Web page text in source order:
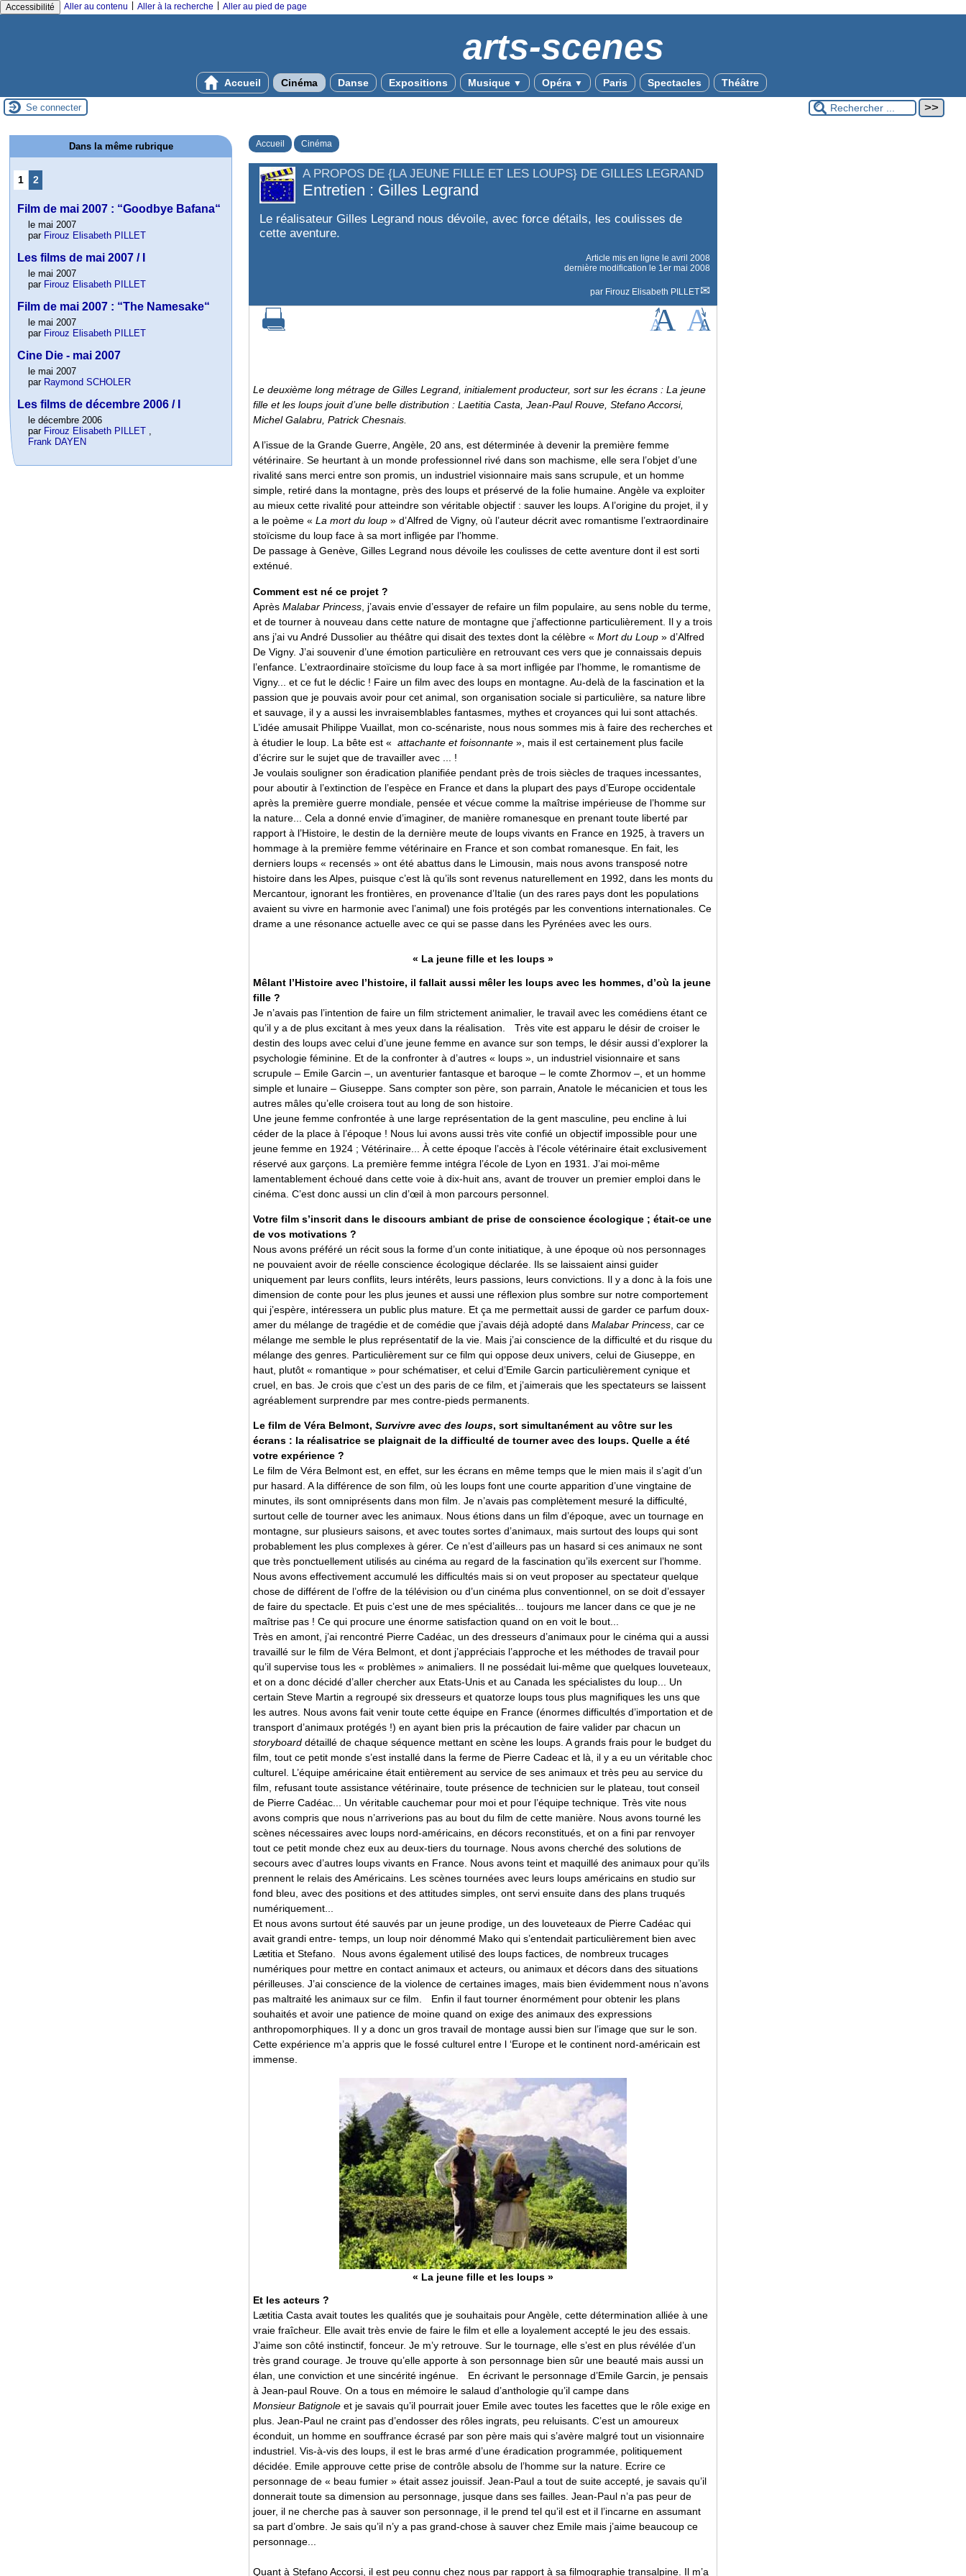
Accessibilité Aller au contenu Aller à la recherche Aller au pied de page
arts-scenes
Accueil Cinéma Danse Expositions Musique ▼ Opéra ▼ Paris Spectacles Théâtre
Se connecter
Accueil Cinéma
A PROPOS DE {LA JEUNE FILLE ET LES LOUPS} DE GILLES LEGRAND
Entretien : Gilles Legrand
Le réalisateur Gilles Legrand nous dévoile, avec force détails, les coulisses de
cette aventure.
Article mis en ligne le avril 2008
dernière modification le 1er mai 2008
par Firouz Elisabeth PILLET
Le deuxième long métrage de Gilles Legrand, initialement producteur, sort sur les écrans : La jeune
fille et les loups jouit d’une belle distribution : Laetitia Casta, Jean-Paul Rouve, Stefano Accorsi,
Michel Galabru, Patrick Chesnais.
A l’issue de la Grande Guerre, Angèle, 20 ans, est déterminée à devenir la première femme
vétérinaire. Se heurtant à un monde professionnel rivé dans son machisme, elle sera l’objet d’une
rivalité sans merci entre son promis, un industriel visionnaire mais sans scrupule, et un homme
simple, retiré dans la montagne, près des loups et préservé de la folie humaine. Angèle va exploiter
au mieux cette rivalité pour atteindre son véritable objectif : sauver les loups. A l’origine du projet, il y
a le poème « La mort du loup » d’Alfred de Vigny, où l’auteur décrit avec romantisme l’extraordinaire
stoïcisme du loup face à sa mort infligée par l’homme.
De passage à Genève, Gilles Legrand nous dévoile les coulisses de cette aventure dont il est sorti
exténué.
Comment est né ce projet ?
Après Malabar Princess , j’avais envie d’essayer de refaire un film populaire, au sens noble du terme,
et de tourner à nouveau dans cette nature de montagne que j’affectionne particulièrement. Il y a trois
ans j’ai vu André Dussolier au théâtre qui disait des textes dont la célèbre « Mort du Loup » d’Alfred
De Vigny. J’ai souvenir d’une émotion particulière en retrouvant ces vers que je connaissais depuis
l’enfance. L’extraordinaire stoïcisme du loup face à sa mort infligée par l’homme, le romantisme de
Vigny... et ce fut le déclic ! Faire un film avec des loups en montagne. Au-delà de la fascination et la
passion que je pouvais avoir pour cet animal, son organisation sociale si particulière, sa nature libre
et sauvage, il y a aussi les invraisemblables fantasmes, mythes et croyances qui lui sont attachés.
L’idée amusait Philippe Vuaillat, mon co-scénariste, nous nous sommes mis à faire des recherches et
à étudier le loup. La bête est « attachante et foisonnante », mais il est certainement plus facile
d’écrire sur le sujet que de travailler avec ... !
Je voulais souligner son éradication planifiée pendant près de trois siècles de traques incessantes,
pour aboutir à l’extinction de l’espèce en France et dans la plupart des pays d’Europe occidentale
après la première guerre mondiale, pensée et vécue comme la maîtrise impérieuse de l’homme sur
la nature... Cela a donné envie d’imaginer, de manière romanesque en prenant toute liberté par
rapport à l’Histoire, le destin de la dernière meute de loups vivants en France en 1925, à travers un
hommage à la première femme vétérinaire en France et son combat romanesque. En fait, les
derniers loups « recensés » ont été abattus dans le Limousin, mais nous avons transposé notre
histoire dans les Alpes, puisque c’est là qu’ils sont revenus naturellement en 1992, dans les monts du
Mercantour, ignorant les frontières, en provenance d’Italie (un des rares pays dont les populations
avaient su vivre en harmonie avec l’animal) une fois protégés par les conventions internationales. Ce
drame a une résonance actuelle avec ce qui se passe dans les Pyrénées avec les ours.
« La jeune fille et les loups »
Mêlant l’Histoire avec l’histoire, il fallait aussi mêler les loups avec les hommes, d’où la jeune
fille ?
Je n’avais pas l’intention de faire un film strictement animalier, le travail avec les comédiens étant ce
qu’il y a de plus excitant à mes yeux dans la réalisation. Très vite est apparu le désir de croiser le
destin des loups avec celui d’une jeune femme en avance sur son temps, le désir aussi d’explorer la
psychologie féminine. Et de la confronter à d’autres « loups », un industriel visionnaire et sans
scrupule – Emile Garcin –, un aventurier fantasque et baroque – le comte Zhormov –, et un homme
simple et lunaire – Giuseppe. Sans compter son père, son parrain, Anatole le mécanicien et tous les
autres mâles qu’elle croisera tout au long de son histoire.
Une jeune femme confrontée à une large représentation de la gent masculine, peu encline à lui
céder de la place à l’époque ! Nous lui avons aussi très vite confié un objectif impossible pour une
jeune femme en 1924 ; Vétérinaire... À cette époque l’accès à l’école vétérinaire était exclusivement
réservé aux garçons. La première femme intégra l’école de Lyon en 1931. J’ai moi-même
lamentablement échoué dans cette voie à dix-huit ans, avant de trouver un premier emploi dans le
cinéma. C’est donc aussi un clin d’œil à mon parcours personnel.
Votre film s’inscrit dans le discours ambiant de prise de conscience écologique ; était-ce une
de vos motivations ?
Nous avons préféré un récit sous la forme d’un conte initiatique, à une époque où nos personnages
ne pouvaient avoir de réelle conscience écologique déclarée. Ils se laissaient ainsi guider
uniquement par leurs conflits, leurs intérêts, leurs passions, leurs convictions. Il y a donc à la fois une
dimension de conte pour les plus jeunes et aussi une réflexion plus sombre sur notre comportement
qui j’espère, intéressera un public plus mature. Et ça me permettait aussi de garder ce parfum doux-
amer du mélange de tragédie et de comédie que j’avais déjà adopté dans Malabar Princess , car ce
mélange me semble le plus représentatif de la vie. Mais j’ai conscience de la difficulté et du risque du
mélange des genres. Particulièrement sur ce film qui oppose deux univers, celui de Giuseppe, en
haut, plutôt « romantique » pour schématiser, et celui d’Emile Garcin particulièrement cynique et
cruel, en bas. Je crois que c’est un des paris de ce film, et j’aimerais que les spectateurs se laissent
agréablement surprendre par mes contre-pieds permanents.
Le film de Véra Belmont, Survivre avec des loups, sort simultanément au vôtre sur les
écrans : la réalisatrice se plaignait de la difficulté de tourner avec des loups. Quelle a été
votre expérience ?
Le film de Véra Belmont est, en effet, sur les écrans en même temps que le mien mais il s’agit d’un
pur hasard. A la différence de son film, où les loups font une courte apparition d’une vingtaine de
minutes, ils sont omniprésents dans mon film. Je n’avais pas complètement mesuré la difficulté,
surtout celle de tourner avec les animaux. Nous étions dans un film d’époque, avec un tournage en
montagne, sur plusieurs saisons, et avec toutes sortes d’animaux, mais surtout des loups qui sont
probablement les plus complexes à gérer. Ce n’est d’ailleurs pas un hasard si ces animaux ne sont
que très ponctuellement utilisés au cinéma au regard de la fascination qu’ils exercent sur l’homme.
Nous avons effectivement accumulé les difficultés mais si on veut proposer au spectateur quelque
chose de différent de l’offre de la télévision ou d’un cinéma plus conventionnel, on se doit d’essayer
de faire du spectacle. Et puis c’est une de mes spécialités... toujours me lancer dans ce que je ne
maîtrise pas ! Ce qui procure une énorme satisfaction quand on en voit le bout...
Très en amont, j’ai rencontré Pierre Cadéac, un des dresseurs d’animaux pour le cinéma qui a aussi
travaillé sur le film de Véra Belmont, et dont j’appréciais l’approche et les méthodes de travail pour
qu’il supervise tous les « problèmes » animaliers. Il ne possédait lui-même que quelques louveteaux,
et on a donc décidé d’aller chercher aux Etats-Unis et au Canada les spécialistes du loup... Un
certain Steve Martin a regroupé six dresseurs et quatorze loups tous plus magnifiques les uns que
les autres. Nous avons fait venir toute cette équipe en France (énormes difficultés d’importation et de
transport d’animaux protégés !) en ayant bien pris la précaution de faire valider par chacun un
storyboard détaillé de chaque séquence mettant en scène les loups. A grands frais pour le budget du
film, tout ce petit monde s’est installé dans la ferme de Pierre Cadeac et là, il y a eu un véritable choc
culturel. L’équipe américaine était entièrement au service de ses animaux et très peu au service du
film, refusant toute assistance vétérinaire, toute présence de technicien sur le plateau, tout conseil
de Pierre Cadéac... Un véritable cauchemar pour moi et pour l’équipe technique. Très vite nous
avons compris que nous n’arriverions pas au bout du film de cette manière. Nous avons tourné les
scènes nécessaires avec loups nord-américains, en décors reconstitués, et on a fini par renvoyer
tout ce petit monde chez eux au deux-tiers du tournage. Nous avons cherché des solutions de
secours avec d’autres loups vivants en France. Nous avons teint et maquillé des animaux pour qu’ils
prennent le relais des Américains. Les scènes tournées avec leurs loups américains en studio sur
fond bleu, avec des positions et des attitudes simples, ont servi ensuite dans des plans truqués
numériquement...
Et nous avons surtout été sauvés par un jeune prodige, un des louveteaux de Pierre Cadéac qui
avait grandi entre- temps, un loup noir dénommé Mako qui s’entendait particulièrement bien avec
Lætitia et Stefano. Nous avons également utilisé des loups factices, de nombreux trucages
numériques pour mettre en contact animaux et acteurs, ou animaux et décors dans des situations
périlleuses. J’ai conscience de la violence de certaines images, mais bien évidemment nous n’avons
pas maltraité les animaux sur ce film. Enfin il faut tourner énormément pour obtenir les plans
souhaités et avoir une patience de moine quand on exige des animaux des expressions
anthropomorphiques. Il y a donc un gros travail de montage aussi bien sur l’image que sur le son.
Cette expérience m’a appris que le fossé culturel entre l ‘Europe et le continent nord-américain est
immense.
« La jeune fille et les loups »
Et les acteurs ?
Lætitia Casta avait toutes les qualités que je souhaitais pour Angèle, cette détermination alliée à une
vraie fraîcheur. Elle avait très envie de faire le film et elle a loyalement accepté le jeu des essais.
J’aime son côté instinctif, fonceur. Je m’y retrouve. Sur le tournage, elle s’est en plus révélée d’un
très grand courage. Je trouve qu’elle apporte à son personnage bien sûr une beauté mais aussi un
élan, une conviction et une sincérité ingénue. En écrivant le personnage d’Emile Garcin, je pensais
à Jean-paul Rouve. On a tous en mémoire le salaud d’anthologie qu’il campe dans
Monsieur Batignole et je savais qu’il pourrait jouer Emile avec toutes les facettes que le rôle exige en
plus. Jean-Paul ne craint pas d’endosser des rôles ingrats, peu reluisants. C’est un amoureux
éconduit, un homme en souffrance écrasé par son père mais qui s’avère malgré tout un visionnaire
industriel. Vis-à-vis des loups, il est le bras armé d’une éradication programmée, politiquement
décidée. Emile approuve cette prise de contrôle absolu de l’homme sur la nature. Ecrire ce
personnage de « beau fumier » était assez jouissif. Jean-Paul a tout de suite accepté, je savais qu’il
donnerait toute sa dimension au personnage, jusque dans ses failles. Jean-Paul n’a pas peur de
jouer, il ne cherche pas à sauver son personnage, il le prend tel qu’il est et il l’incarne en assumant
sa part d’ombre. Je sais qu’il n’y a pas grand-chose à sauver chez Emile mais j’aime beaucoup ce
personnage...
Quant à Stefano Accorsi, il est peu connu chez nous par rapport à sa filmographie transalpine. Il m’a
Dans la même rubrique
1 2
Film de mai 2007 : “Goodbye Bafana“
le mai 2007
par Firouz Elisabeth PILLET
Les films de mai 2007 / I
le mai 2007
par Firouz Elisabeth PILLET
Film de mai 2007 : “The Namesake“
le mai 2007
par Firouz Elisabeth PILLET
Cine Die - mai 2007
le mai 2007
par Raymond SCHOLER
Les films de décembre 2006 / I
le décembre 2006
par Firouz Elisabeth PILLET ,
Frank DAYEN